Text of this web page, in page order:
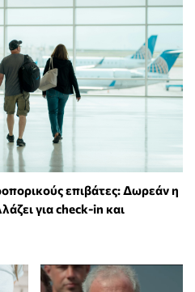
επιβάτες: Δωρεάν η
για check-in και